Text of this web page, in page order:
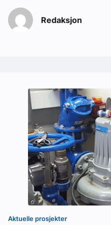
Redaksjon
Aktuelle prosjekter